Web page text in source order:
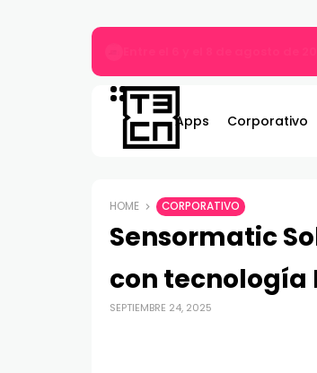
Apps Corporativo
HOME CORPORATIVO
Sensormatic
con tecnología
SEPTIEMBRE 24, 2025